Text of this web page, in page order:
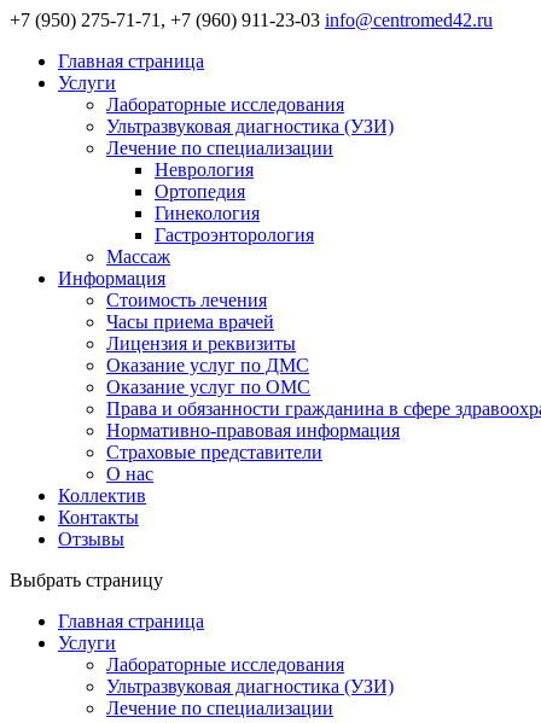
+7 (950) 275-71-71, +7 (960) 911-23-03 info@centromed42.ru
Главная страница
Услуги
Лабораторные исследования
Ультразвуковая диагностика (УЗИ)
Лечение по специализации
Неврология
Ортопедия
Гинекология
Гастроэнторология
Массаж
Информация
Стоимость лечения
Часы приема врачей
Лицензия и реквизиты
Оказание услуг по ДМС
Оказание услуг по ОМС
Права и обязанности гражданина в сфере
Нормативно-правовая информация
Страховые представители
О нас
Коллектив
Контакты
Отзывы
Выбрать страницу
Главная страница
Услуги
Лабораторные исследования
Ультразвуковая диагностика (УЗИ)
Лечение по специализации